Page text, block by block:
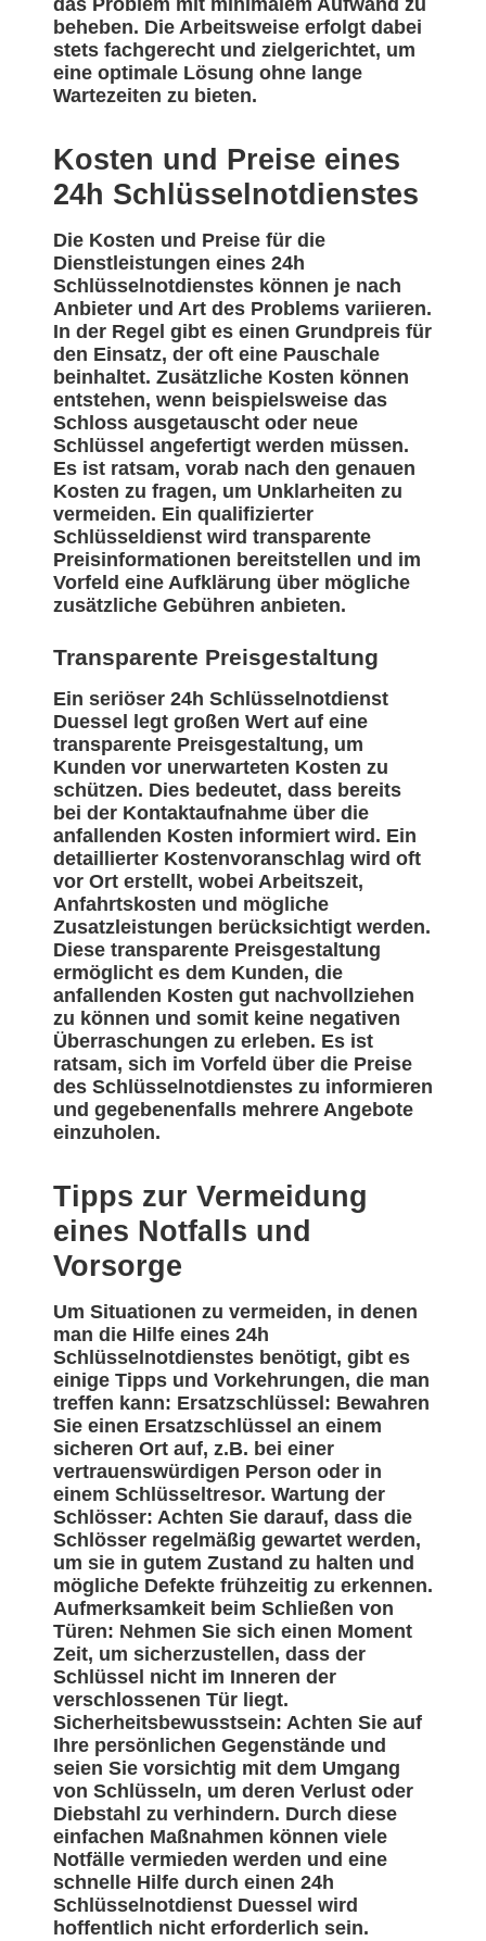
das Problem mit minimalem Aufwand zu
beheben. Die Arbeitsweise erfolgt dabei
stets fachgerecht und zielgerichtet, um
eine optimale Lösung ohne lange
Wartezeiten zu bieten.
Kosten und Preise eines
24h Schlüsselnotdienstes
Die Kosten und Preise für die
Dienstleistungen eines 24h
Schlüsselnotdienstes können je nach
Anbieter und Art des Problems variieren.
In der Regel gibt es einen Grundpreis für
den Einsatz, der oft eine Pauschale
beinhaltet. Zusätzliche Kosten können
entstehen, wenn beispielsweise das
Schloss ausgetauscht oder neue
Schlüssel angefertigt werden müssen.
Es ist ratsam, vorab nach den genauen
Kosten zu fragen, um Unklarheiten zu
vermeiden. Ein qualifizierter
Schlüsseldienst wird transparente
Preisinformationen bereitstellen und im
Vorfeld eine Aufklärung über mögliche
zusätzliche Gebühren anbieten.
Transparente Preisgestaltung
Ein seriöser 24h Schlüsselnotdienst
Duessel legt großen Wert auf eine
transparente Preisgestaltung, um
Kunden vor unerwarteten Kosten zu
schützen. Dies bedeutet, dass bereits
bei der Kontaktaufnahme über die
anfallenden Kosten informiert wird. Ein
detaillierter Kostenvoranschlag wird oft
vor Ort erstellt, wobei Arbeitszeit,
Anfahrtskosten und mögliche
Zusatzleistungen berücksichtigt werden.
Diese transparente Preisgestaltung
ermöglicht es dem Kunden, die
anfallenden Kosten gut nachvollziehen
zu können und somit keine negativen
Überraschungen zu erleben. Es ist
ratsam, sich im Vorfeld über die Preise
des Schlüsselnotdienstes zu informieren
und gegebenenfalls mehrere Angebote
einzuholen.
Tipps zur Vermeidung
eines Notfalls und
Vorsorge
Um Situationen zu vermeiden, in denen
man die Hilfe eines 24h
Schlüsselnotdienstes benötigt, gibt es
einige Tipps und Vorkehrungen, die man
treffen kann: Ersatzschlüssel: Bewahren
Sie einen Ersatzschlüssel an einem
sicheren Ort auf, z.B. bei einer
vertrauenswürdigen Person oder in
einem Schlüsseltresor. Wartung der
Schlösser: Achten Sie darauf, dass die
Schlösser regelmäßig gewartet werden,
um sie in gutem Zustand zu halten und
mögliche Defekte frühzeitig zu erkennen.
Aufmerksamkeit beim Schließen von
Türen: Nehmen Sie sich einen Moment
Zeit, um sicherzustellen, dass der
Schlüssel nicht im Inneren der
verschlossenen Tür liegt.
Sicherheitsbewusstsein: Achten Sie auf
Ihre persönlichen Gegenstände und
seien Sie vorsichtig mit dem Umgang
von Schlüsseln, um deren Verlust oder
Diebstahl zu verhindern. Durch diese
einfachen Maßnahmen können viele
Notfälle vermieden werden und eine
schnelle Hilfe durch einen 24h
Schlüsselnotdienst Duessel wird
hoffentlich nicht erforderlich sein.